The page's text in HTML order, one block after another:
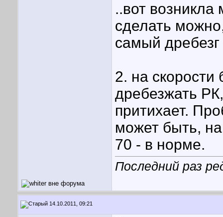
..вот
сделать
самый
2. на скорости
дребезжать
притихает.
может быть,
70 - в норме.
Последний раз
14.10.2011, 09:21